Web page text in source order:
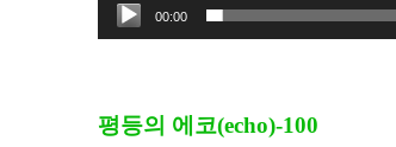
00:00
평등의 에코(echo)-100